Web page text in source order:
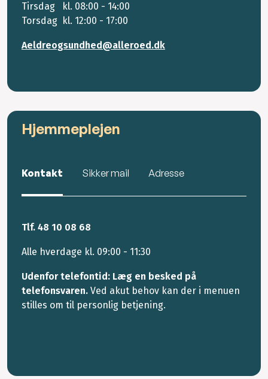
Tirsdag kl. 08:00 - 14:00
Torsdag kl. 12:00 - 17:00
Aeldreogsundhed@alleroed.dk
Hjemmeplejen
Kontakt Sikker mail Adresse
Tlf. 48 10 08 68
Alle hverdage kl. 09:00 - 11:30
Udenfor telefontid: Læg en besked på
telefonsvaren. Ved akut behov kan der i menuen
stilles om til personlig betjening.